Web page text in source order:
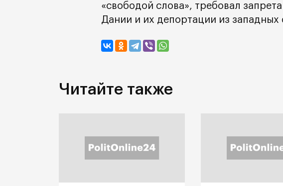
«свободой слова», требовал
Дании и их депортации из западных
Читайте также